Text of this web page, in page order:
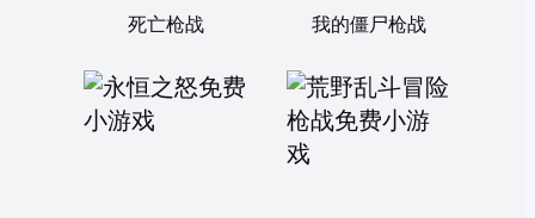
死亡枪战 我的僵尸枪战